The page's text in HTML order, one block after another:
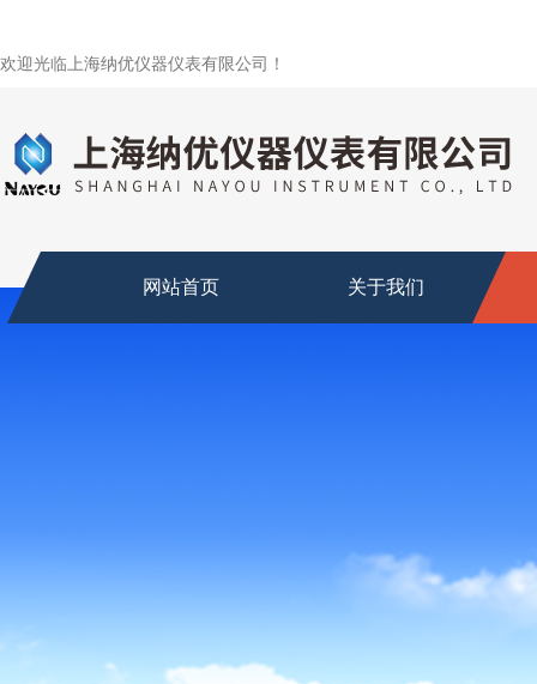
欢迎光临上海纳优仪器仪表有限公司！
网站首页 关于我们